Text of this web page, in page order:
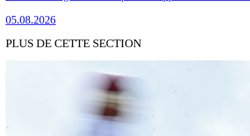
05.08.2026
PLUS DE CETTE SECTION